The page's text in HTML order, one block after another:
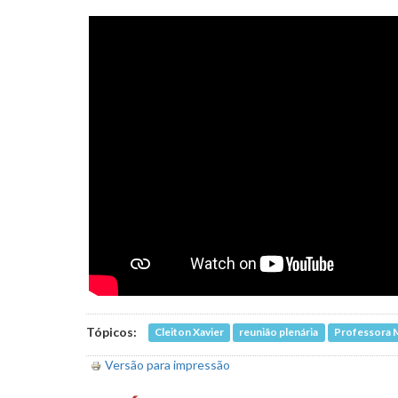
Tópicos: Cleiton Xavier reunião plenária Professora
Versão para impressão